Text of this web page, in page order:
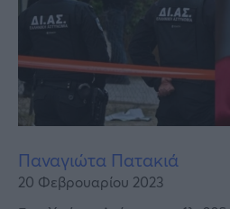
Γυναίκα
Καιρός
Παναγιώτα Πατακιά
20 Φεβρουαρίου 2023